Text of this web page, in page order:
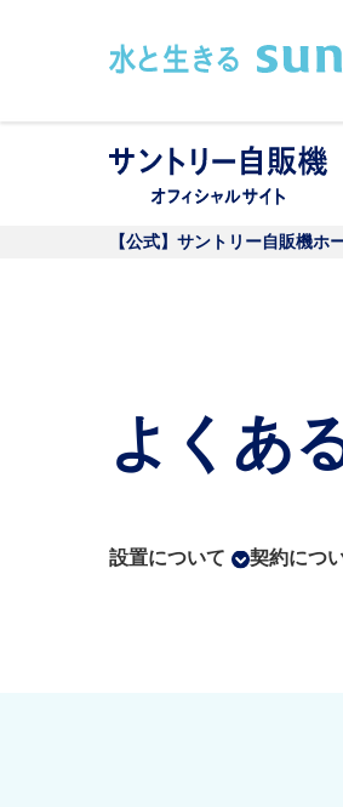
【公式】サントリー自販機ホ
よくあ
設置について 契約につ